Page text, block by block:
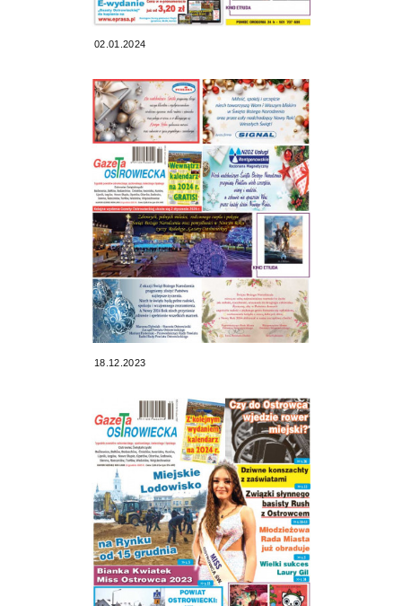
02.01.2024
18.12.2023